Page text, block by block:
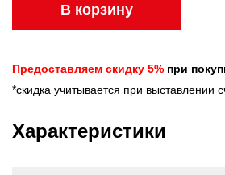
В корзину
Предоставляем скидку 5% при
*скидка учитывается при выставлении
Характеристики